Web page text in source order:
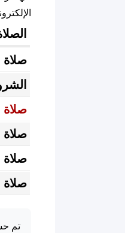
صلاة
صلاة
صلاة
صلاة
تم